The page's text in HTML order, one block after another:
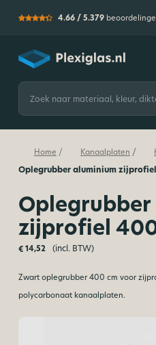
4.66 / 5.379
Plexiglas
Zoeken
naar:
Home / Kanaalplaten /
Oplegrubber aluminium
zijprofiel
€14,52 (incl. BTW)
Zwart oplegrubber 400 cm voor
polycarbonaat kanaalplaten.